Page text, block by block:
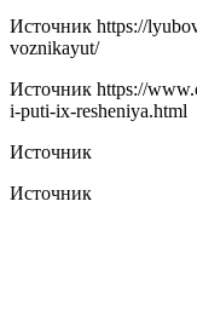
Источник https://
voznikayut/
Источник https://
i-puti-ix-resheniya.html
Источник
Источник